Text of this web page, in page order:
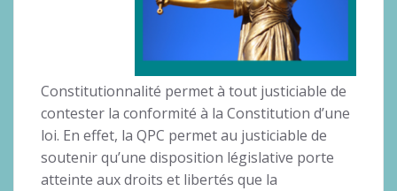
Constitutionnalité permet à tout justiciable de
contester la conformité à la Constitution d’une
loi. En effet, la QPC permet au justiciable de
soutenir qu’une disposition législative porte
atteinte aux droits et libertés que la